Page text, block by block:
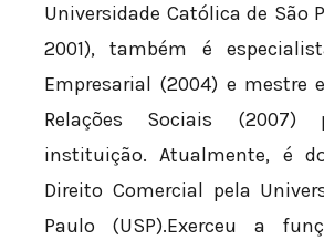
Universidade Católica de São
2001), também é
Empresarial (2004) e mestre
Relações Sociais (2007)
instituição. Atualmente, é
Direito Comercial pela
Paulo (USP).Exerceu a